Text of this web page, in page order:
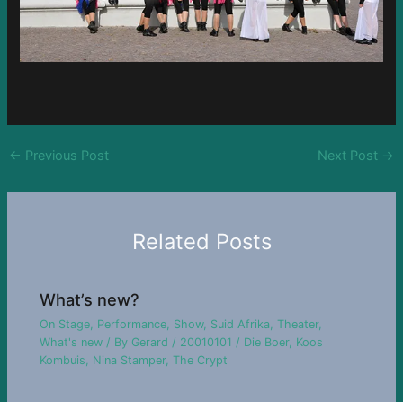
← Previous Post Next Post →
Related Posts
What’s new?
On Stage Performance Show, Suid Afrika ,Theater,
What's new / By Gerard / 20010101 / Die Boer, Koos
Kombuis
Nina Stamper,The Crypt